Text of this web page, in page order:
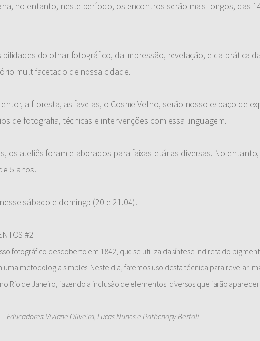
no entanto, neste período, os encontros serão mais longos, das
do olhar fotográfico, da impressão, revelação, e da prática
multifacetado de nossa cidade.
a floresta, as favelas, o Cosme Velho, serão nosso espaço de
de fotografia, técnicas e intervenções com essa linguagem.
os ateliês foram elaborados para faixas-etárias diversas. No
5 anos.
sábado e domingo (20 e 21.04).
#2
fotográfico descoberto em 1842, que se utiliza da síntese indireta do
uma metodologia simples. Neste dia, faremos uso desta técnica para revelar
Rio de Janeiro, fazendo a inclusão de elementos diversos que farão
Educadores: Viviane Oliveira, Lucas Nunes e Pathenopy Bertoli